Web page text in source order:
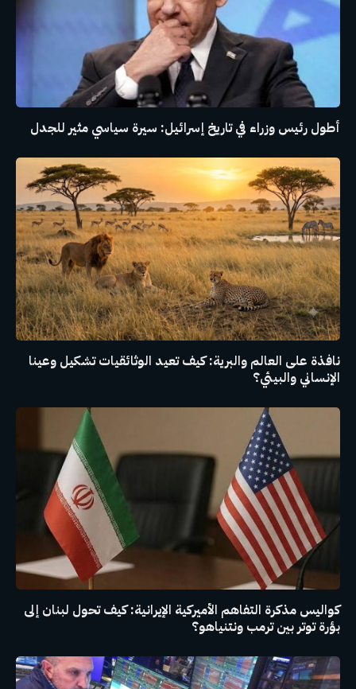
أطول رئيس وزراء في تاريخ إسرائيل: سيرة سياسي مثير للجدل
نافذة على العالم والبرية: كيف تعيد الوثائقيات تشكيل وعينا
الإنساني والبيئي؟
كواليس مذكرة التفاهم الأميركية الإيرانية: كيف تحول لبنان إلى
بؤرة توتر بين ترمب ونتنياهو؟